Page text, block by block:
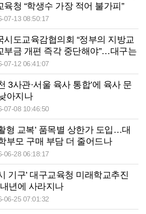
육청 “학생수 가장 적어 불가피”
07-13 08:50:17
시도교육감협의회 “정부의 지방교
부금 개편 즉각 중단해야”…대구는
~8천억원 손실 추정
07-12 06:41:07
3사관·서울 육사 통합’에 육사 문
아지나
07-08 10:46:50
형 교복’ 품목별 상한가 도입…대
부모 구매 부담 더 줄어드나
06-28 06:18:17
기구’ 대구교육청 미래학교추진
년에 사라지나
06-25 07:01:32